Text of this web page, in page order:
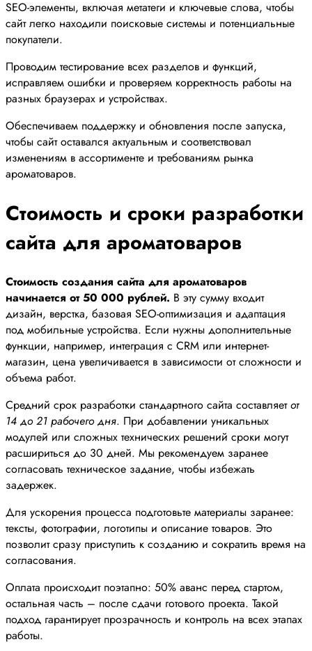
SEO-элементы, включая метатеги и ключевые слова, чтобы
сайт легко находили поисковые системы и потенциальные
покупатели.
Проводим тестирование всех разделов и функций,
исправляем ошибки и проверяем корректность работы на
разных браузерах и устройствах.
Обеспечиваем поддержку и обновления после запуска,
чтобы сайт оставался актуальным и соответствовал
изменениям в ассортименте и требованиям рынка
ароматоваров.
Стоимость и сроки разработки
сайта для ароматоваров
Стоимость создания сайта для ароматоваров
начинается от 50 000 рублей. В эту сумму входит
дизайн, верстка, базовая SEO-оптимизация и адаптация
под мобильные устройства. Если нужны дополнительные
функции, например, интеграция с CRM или интернет-
магазин, цена увеличивается в зависимости от сложности и
объема работ.
Средний срок разработки стандартного сайта составляетот
14 до 21 рабочего дня. При добавлении уникальных
модулей или сложных технических решений сроки могут
расшириться до 30 дней. Мы рекомендуем заранее
согласовать техническое задание, чтобы избежать
задержек.
Для ускорения процесса подготовьте материалы заранее:
тексты, фотографии, логотипы и описание товаров. Это
позволит сразу приступить к созданию и сократить время на
согласования.
Оплата происходит поэтапно: 50% аванс перед стартом,
остальная часть – после сдачи готового проекта. Такой
подход гарантирует прозрачность и контроль на всех этапах
работы.